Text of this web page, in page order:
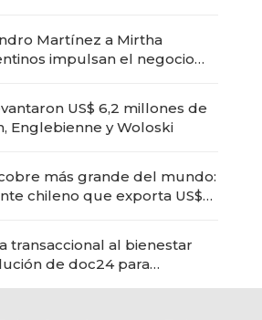
Martínez a Mirtha
impulsan el negocio
US$ 6,2 millones de
Englebienne y Woloski
más grande del mundo:
chileno que exporta US$
transaccional al bienestar
de doc24 para